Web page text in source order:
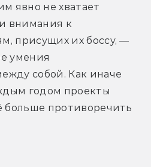
явно не хватает
внимания к
присущих их боссу, —
умения
собой. Как иначе
годом проекты
больше противоречить